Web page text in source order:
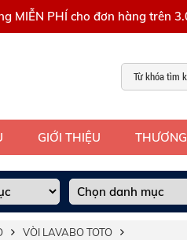
MIỄN PHÍ cho đơn hàng trên
GIỚI THIỆU
VÒI LAVABO TOTO